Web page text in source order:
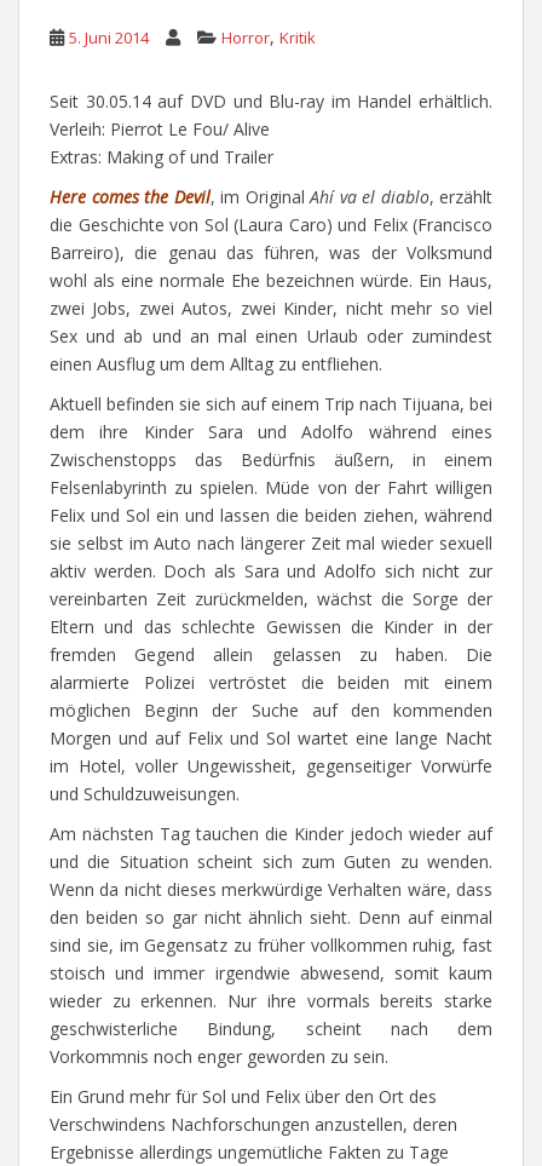
5. Juni 2014 Horror, Kritik
Seit 30.05.14 auf DVD und Blu-ray im Handel erhältlich.
Verleih: Pierrot Le Fou/ Alive
Extras: Making of und Trailer
Here comes the Devil, im OriginalAhí va el diablo, erzählt
die Geschichte von Sol (Laura Caro) und Felix (Francisco
Barreiro), die genau das führen, was der Volksmund
wohl als eine normale Ehe bezeichnen würde. Ein Haus,
zwei Jobs, zwei Autos, zwei Kinder, nicht mehr so viel
Sex und ab und an mal einen Urlaub oder zumindest
einen Ausflug um dem Alltag zu entfliehen.
Aktuell befinden sie sich auf einem Trip nach Tijuana, bei
dem ihre Kinder Sara und Adolfo während eines
Zwischenstopps das Bedürfnis äußern, in einem
Felsenlabyrinth zu spielen. Müde von der Fahrt willigen
Felix und Sol ein und lassen die beiden ziehen, während
sie selbst im Auto nach längerer Zeit mal wieder sexuell
aktiv werden. Doch als Sara und Adolfo sich nicht zur
vereinbarten Zeit zurückmelden, wächst die Sorge der
Eltern und das schlechte Gewissen die Kinder in der
fremden Gegend allein gelassen zu haben. Die
alarmierte Polizei vertröstet die beiden mit einem
möglichen Beginn der Suche auf den kommenden
Morgen und auf Felix und Sol wartet eine lange Nacht
im Hotel, voller Ungewissheit, gegenseitiger Vorwürfe
und Schuldzuweisungen.
Am nächsten Tag tauchen die Kinder jedoch wieder auf
und die Situation scheint sich zum Guten zu wenden.
Wenn da nicht dieses merkwürdige Verhalten wäre, dass
den beiden so gar nicht ähnlich sieht. Denn auf einmal
sind sie, im Gegensatz zu früher vollkommen ruhig, fast
stoisch und immer irgendwie abwesend, somit kaum
wieder zu erkennen. Nur ihre vormals bereits starke
geschwisterliche Bindung, scheint nach dem
Vorkommnis noch enger geworden zu sein.
Ein Grund mehr für Sol und Felix über den Ort des
Verschwindens Nachforschungen anzustellen, deren
Ergebnisse allerdings ungemütliche Fakten zu Tage